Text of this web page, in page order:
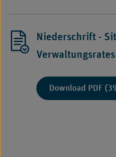
Niederschrift -
Download PDF